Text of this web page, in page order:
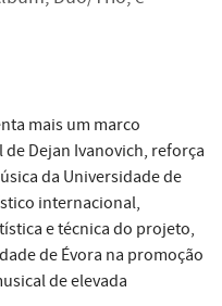
mais um marco
Dejan Ivanovich, reforça
da Universidade de
internacional,
e técnica do projeto,
de Évora na promoção
de elevada